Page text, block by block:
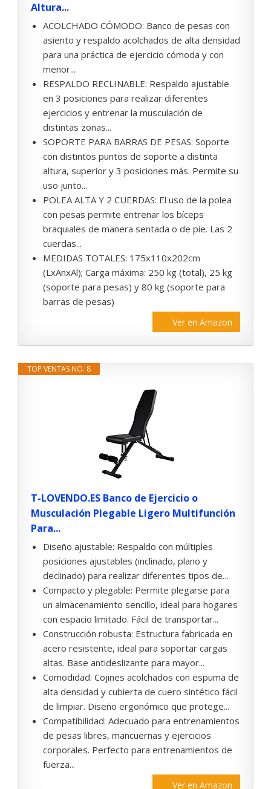
Altura...
ACOLCHADO CÓMODO: Banco de pesas con
asiento y respaldo acolchados de alta densidad
para una práctica de ejercicio cómoda y con
menor...
RESPALDO RECLINABLE: Respaldo ajustable
en 3 posiciones para realizar diferentes
ejercicios y entrenar la musculación de
distintas zonas...
SOPORTE PARA BARRAS DE PESAS: Soporte
con distintos puntos de soporte a distinta
altura, superior y 3 posiciones más. Permite su
uso junto...
POLEA ALTA Y 2 CUERDAS: El uso de la polea
con pesas permite entrenar los bíceps
braquiales de manera sentada o de pie. Las 2
cuerdas...
MEDIDAS TOTALES: 175x110x202cm
(LxAnxAl); Carga máxima: 250 kg (total), 25 kg
(soporte para pesas) y 80 kg (soporte para
barras de pesas)
Ver en Amazon
TOP VENTAS NO. 8
T-LOVENDO.ES Banco de Ejercicio o
Musculación Plegable Ligero Multifunción
Para...
Diseño ajustable: Respaldo con múltiples
posiciones ajustables (inclinado, plano y
declinado) para realizar diferentes tipos de...
Compacto y plegable: Permite plegarse para
un almacenamiento sencillo, ideal para hogares
con espacio limitado. Fácil de transportar...
Construcción robusta: Estructura fabricada en
acero resistente, ideal para soportar cargas
altas. Base antideslizante para mayor...
Comodidad: Cojines acolchados con espuma de
alta densidad y cubierta de cuero sintético fácil
de limpiar. Diseño ergonómico que protege...
Compatibilidad: Adecuado para entrenamientos
de pesas libres, mancuernas y ejercicios
corporales. Perfecto para entrenamientos de
fuerza...
Ver en Amazon